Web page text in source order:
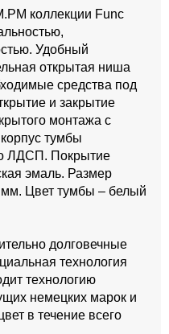
коллекции Func
Удобный
открытая ниша
средства под
и закрытие
монтажа с
тумбы
ЛДСП. Покрытие
эмаль. Размер
Цвет тумбы – белый
долговечные
технология
технологию
немецких марок и
в течение всего